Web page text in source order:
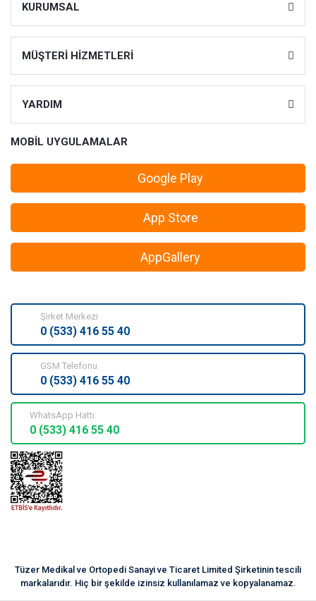
KURUMSAL
MÜŞTERİ HİZMETLERİ
YARDIM
MOBİL UYGULAMALAR
Google Play
App Store
AppGallery
Şirket Merkezi
0 (533) 416 55 40
GSM Telefonu
0 (533) 416 55 40
WhatsApp Hattı:
0 (533) 416 55 40
Tüzer Medikal ve Ortopedi Sanayi ve Ticaret Limited Şirketinin tescili
markalarıdır. Hiç bir şekilde izinsiz kullanılamaz ve kopyalanamaz.